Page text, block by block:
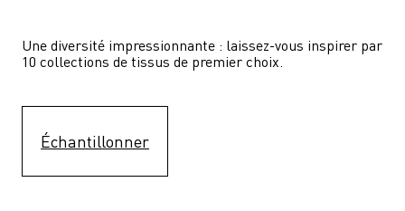
Une diversité impressionnante : laissez-vous inspirer par
10 collections de tissus de premier choix.
Échantillonner